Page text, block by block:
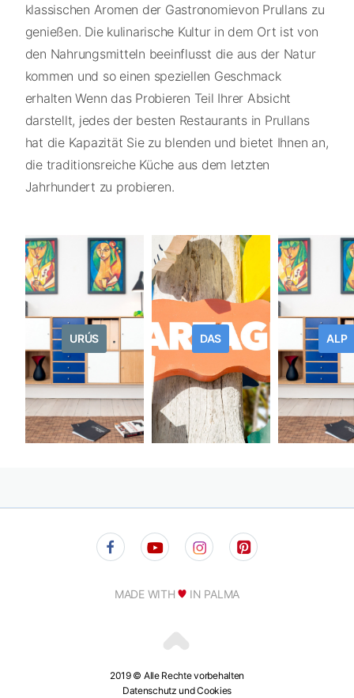
klassischen Aromen der Gastronomievon Prullans zu
genießen. Die kulinarische Kultur in dem Ort ist von
den Nahrungsmitteln beeinflusst die aus der Natur
kommen und so einen speziellen Geschmack
erhalten Wenn das Probieren Teil Ihrer Absicht
darstellt, jedes der besten Restaurants in Prullans
hat die Kapazität Sie zu blenden und bietet Ihnen an,
die traditionsreiche Küche aus dem letzten
Jahrhundert zu probieren.
URÚS DAS ALP
2019 © Alle Rechte vorbehalten
Datenschutz und Cookies
MADE WITH IN PALMA